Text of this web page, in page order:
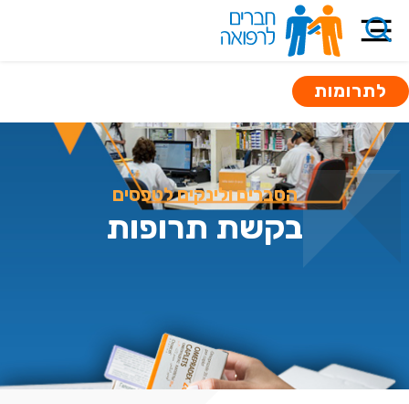
לתרומות
הסברים ולינקים לטפסים
בקשת תרופות